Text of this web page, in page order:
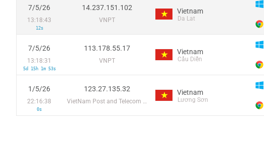
7/5/26
13:18:43
12s
14.237.151.102
VNPT
Vietnam
Da Lat
7/5/26
13:18:31
5d 15h 1m 53s
113.178.55.17
VNPT
Vietnam
Cầu Diễn
1/5/26
22:16:38
0s
123.27.135.32
VietNam Post and Telecom Corporation
Vietnam
Lương Sơn